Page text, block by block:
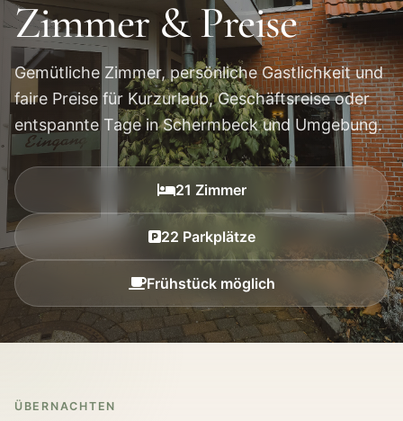
Zimmer & Preise
Gemütliche Zimmer, persönliche Gastlichkeit und
faire Preise für Kurzurlaub, Geschäftsreise oder
entspannte Tage in Schermbeck und Umgebung.
21 Zimmer
22 Parkplätze
Frühstück möglich
ÜBERNACHTEN